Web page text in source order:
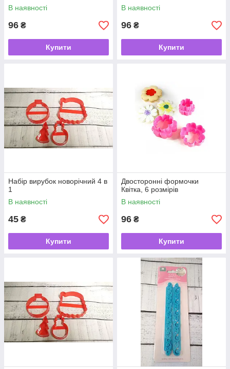
В наявності
96 ₴
Купити
В наявності
96 ₴
Купити
Набір вирубок новорічний 4 в
1
В наявності
45 ₴
Купити
Двосторонні формочки
Квітка, 6 розмірів
В наявності
96 ₴
Купити